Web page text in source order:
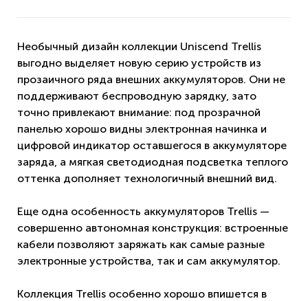
Необычный дизайн коллекции Uniscend Trellis
выгодно выделяет новую серию устройств из
прозаичного ряда внешних аккумуляторов. Они не
поддерживают беспроводную зарядку, зато
точно привлекают внимание: под прозрачной
панелью хорошо видны электронная начинка и
цифровой индикатор оставшегося в аккумуляторе
заряда, а мягкая светодиодная подсветка теплого
оттенка дополняет технологичный внешний вид.
Еще одна особенность аккумуляторов Trellis —
совершенно автономная конструкция: встроенные
кабели позволяют заряжать как самые разные
электронные устройства, так и сам аккумулятор.
Коллекция Trellis особенно хорошо впишется в